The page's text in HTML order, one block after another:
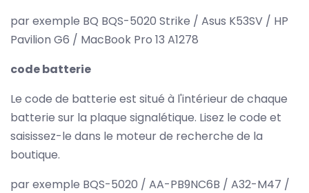
par exemple BQ BQS-5020 Strike / Asus K53SV / HP
Pavilion G6 / MacBook Pro 13 A1278
code batterie
Le code de batterie est situé à l'intérieur de chaque
batterie sur la plaque signalétique. Lisez le code et
saisissez-le dans le moteur de recherche de la
boutique.
par exemple BQS-5020 / AA-PB9NC6B / A32-M47 /